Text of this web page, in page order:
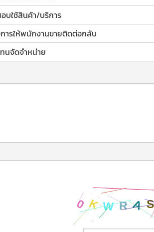
บใช้สินค้า/บริการ
ารให้พนักงานขายติดต่อกลับ
นจัดจำหน่าย